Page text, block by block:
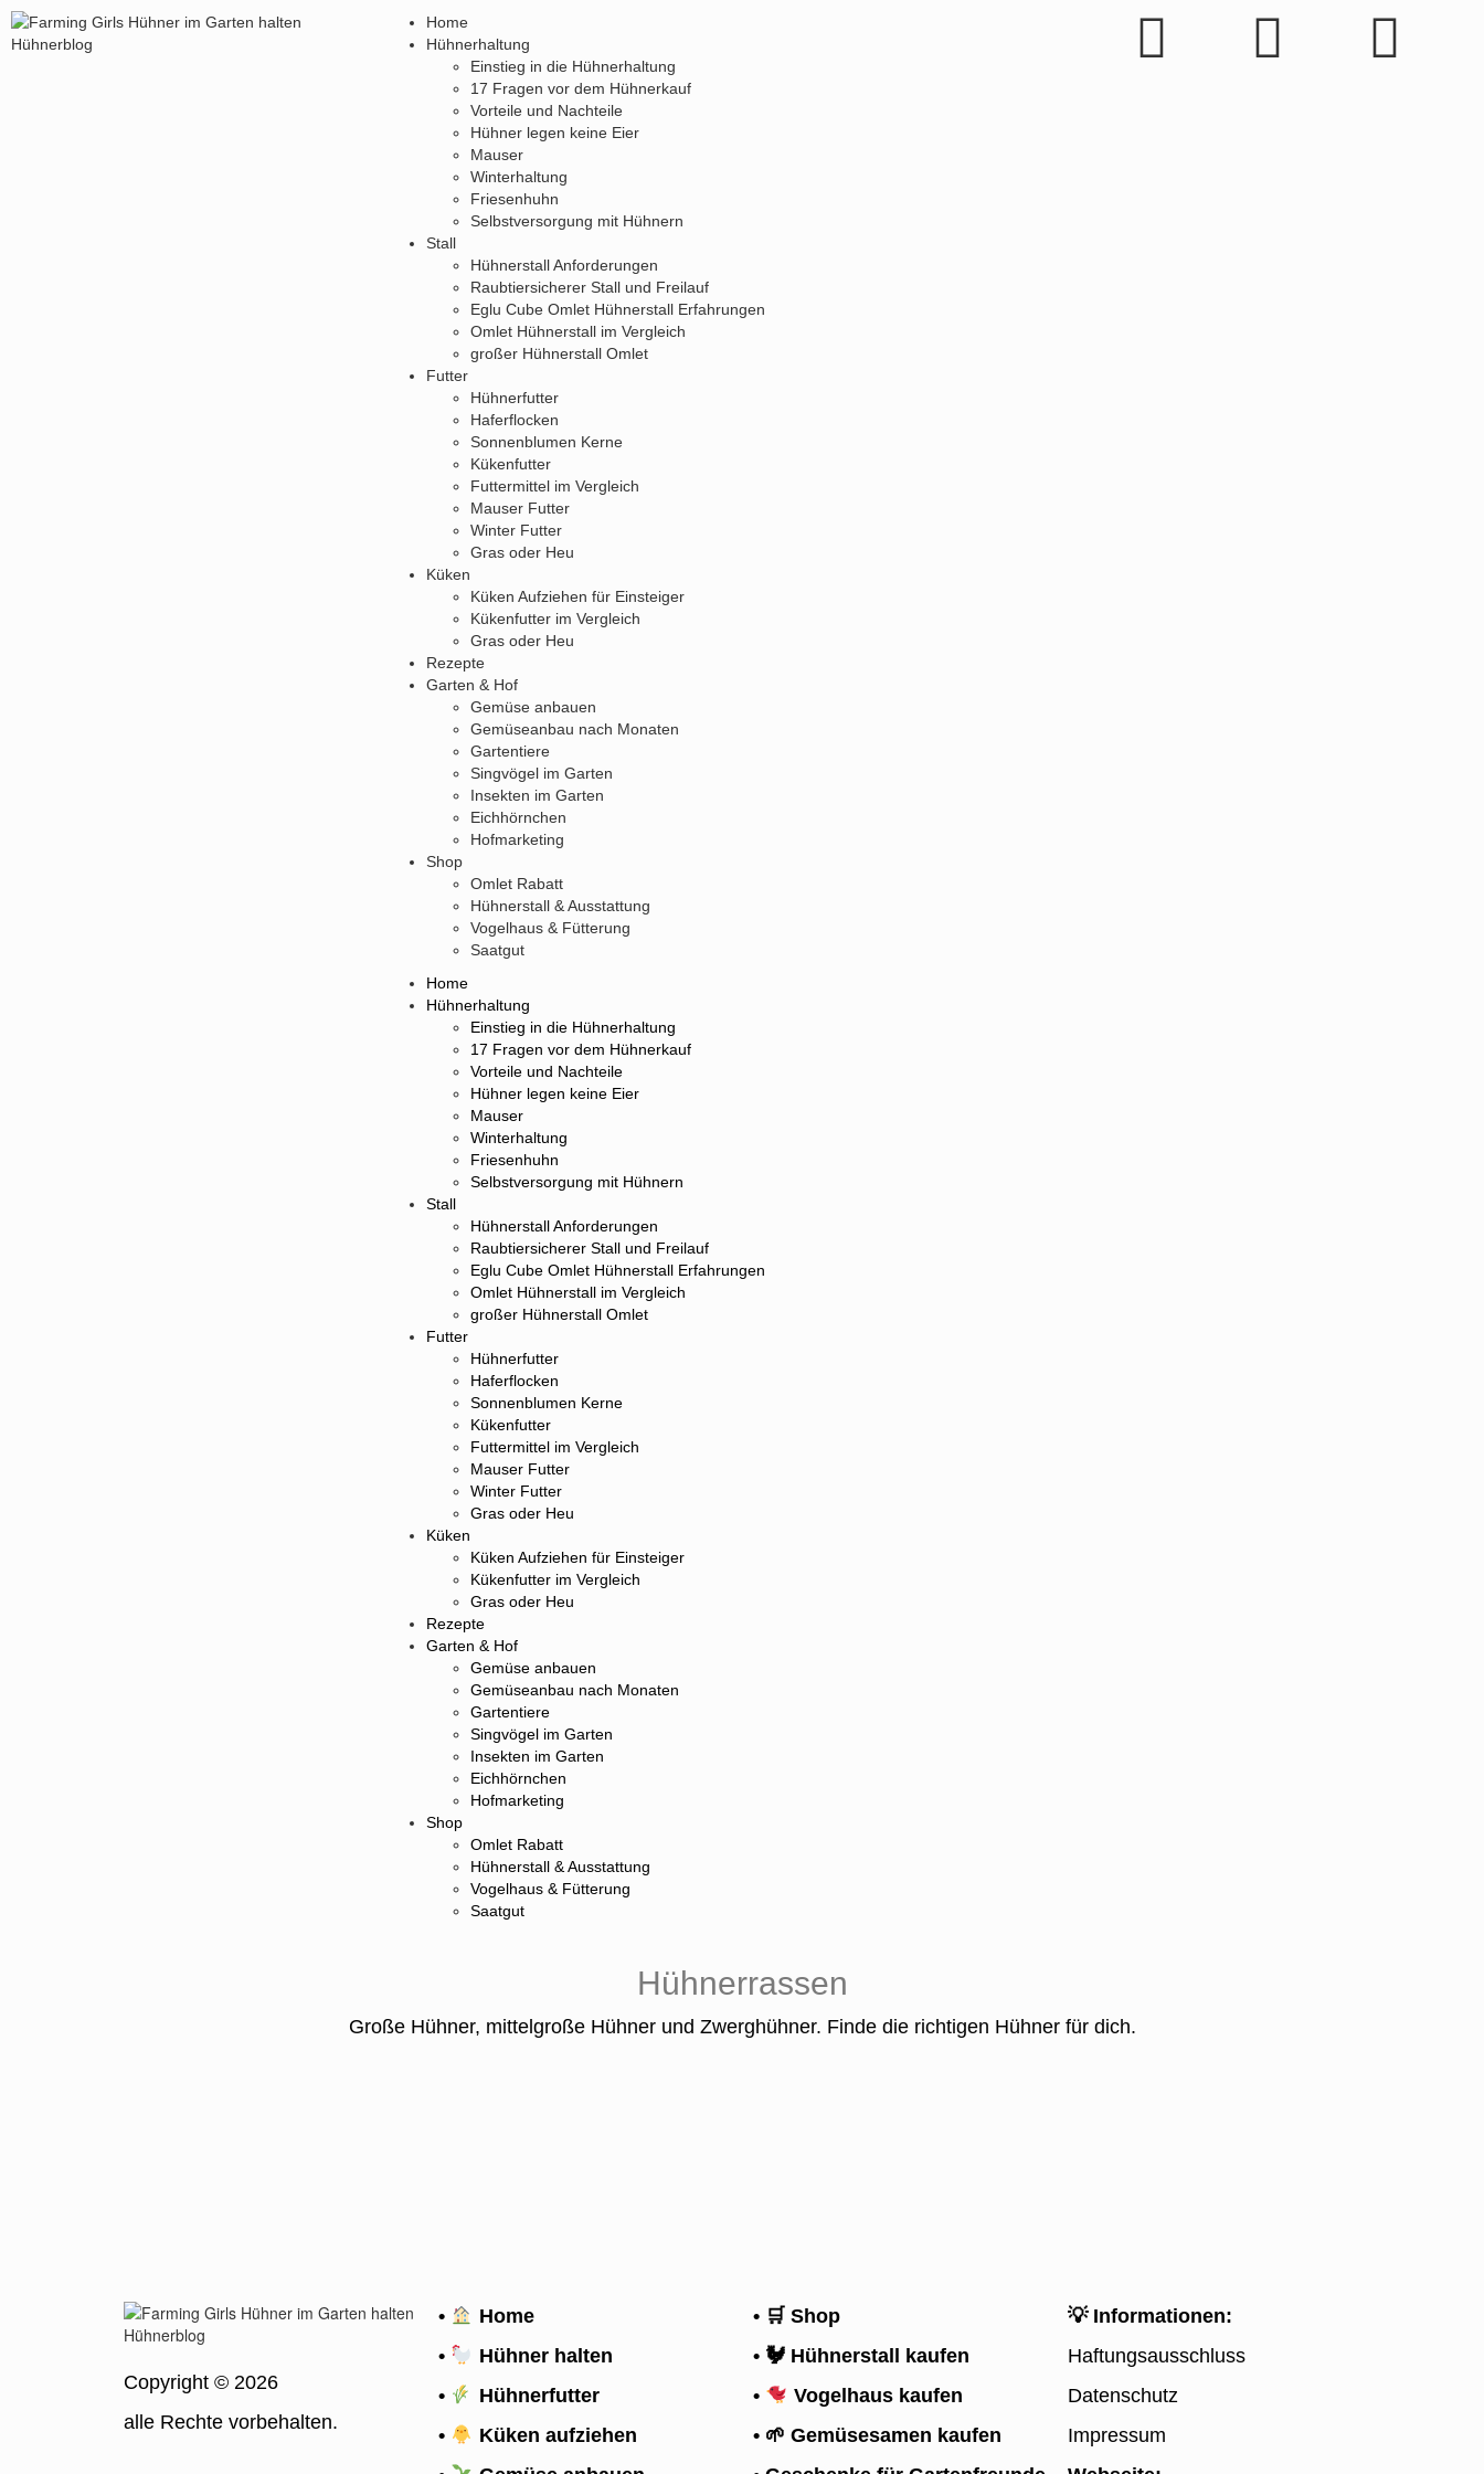
Home
Hühnerhaltung
Einstieg in die Hühnerhaltung
17 Fragen vor dem Hühnerkauf
Vorteile und Nachteile
Hühner legen keine Eier
Mauser
Winterhaltung
Friesenhuhn
Selbstversorgung mit Hühnern
Stall
Hühnerstall Anforderungen
Raubtiersicherer Stall und Freilauf
Eglu Cube Omlet Hühnerstall Erfahrungen
Omlet Hühnerstall im Vergleich
großer Hühnerstall Omlet
Futter
Hühnerfutter
Haferflocken
Sonnenblumen Kerne
Kükenfutter
Futtermittel im Vergleich
Mauser Futter
Winter Futter
Gras oder Heu
Küken
Küken Aufziehen für Einsteiger
Kükenfutter im Vergleich
Gras oder Heu
Rezepte
Garten & Hof
Gemüse anbauen
Gemüseanbau nach Monaten
Gartentiere
Singvögel im Garten
Insekten im Garten
Eichhörnchen
Hofmarketing
Shop
Omlet Rabatt
Hühnerstall & Ausstattung
Vogelhaus & Fütterung
Saatgut
Home
Hühnerhaltung
Einstieg in die Hühnerhaltung
17 Fragen vor dem Hühnerkauf
Vorteile und Nachteile
Hühner legen keine Eier
Mauser
Winterhaltung
Friesenhuhn
Selbstversorgung mit Hühnern
Stall
Hühnerstall Anforderungen
Raubtiersicherer Stall und Freilauf
Eglu Cube Omlet Hühnerstall Erfahrungen
Omlet Hühnerstall im Vergleich
großer Hühnerstall Omlet
Futter
Hühnerfutter
Haferflocken
Sonnenblumen Kerne
Kükenfutter
Futtermittel im Vergleich
Mauser Futter
Winter Futter
Gras oder Heu
Küken
Küken Aufziehen für Einsteiger
Kükenfutter im Vergleich
Gras oder Heu
Rezepte
Garten & Hof
Gemüse anbauen
Gemüseanbau nach Monaten
Gartentiere
Singvögel im Garten
Insekten im Garten
Eichhörnchen
Hofmarketing
Shop
Omlet Rabatt
Hühnerstall & Ausstattung
Vogelhaus & Fütterung
Saatgut
Hühnerrassen
Große Hühner, mittelgroße Hühner und Zwerghühner. Finde die richtigen Hühner für dich.
Copyright © 2026
alle Rechte vorbehalten.
•
Home
•
Hühner halten
•
Hühnerfutter
•
Küken aufziehen
• 🛒 Shop
• 🐓 Hühnerstall kaufen
•
Vogelhaus kaufen
• 🌱 Gemüsesamen kaufen
💡 Informationen:
Haftungsausschluss
Datenschutz
Impressum